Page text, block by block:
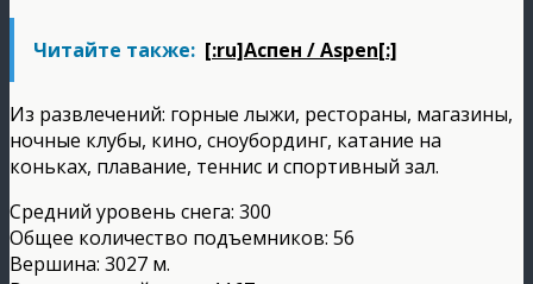
Читайте также: [:ru]Аспен / Aspen[:]
Из развлечений: горные лыжи, рестораны, магазины,
ночные клубы, кино, сноубординг, катание на
коньках, плавание, теннис и спортивный зал.
Средний уровень снега: 300
Общее количество подъемников: 56
Вершина: 3027 м.